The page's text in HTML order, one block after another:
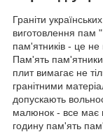
Граніти
виготовлення пам "
пам'ятників - це
Пам'ять пам'ятники
плит вимагає не
гранітними
допускають
малюнок - все має
годину пам'ять